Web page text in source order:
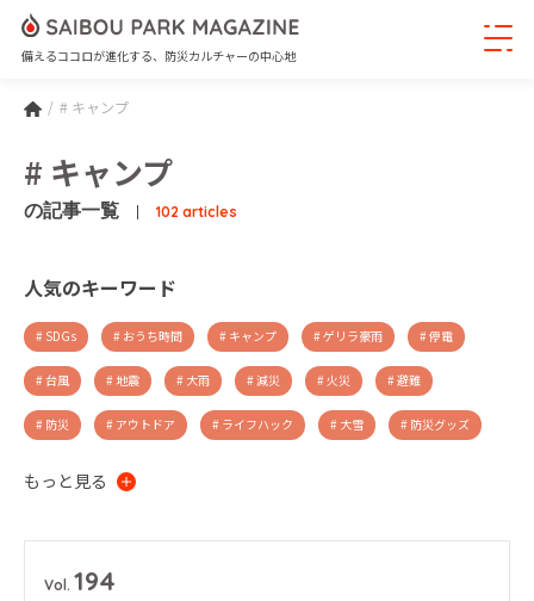
備えるココロが進化する、防災カルチャーの中心地
# キャンプ
# キャンプ
の記事一覧 102 articles
人気のキーワード
# SDGs # おうち時間 # キャンプ # ゲリラ豪雨 # 停電
# 台風 # 地震 # 大雨 # 減災 # 火災 # 避難
# 防災 # アウトドア # ライフハック # 大雪 # 防災グッズ
もっと見る
Vol. 194